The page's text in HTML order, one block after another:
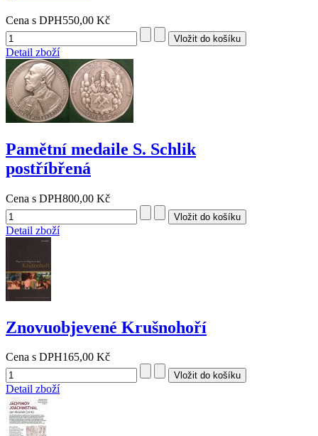
Cena s DPH550,00 Kč
Detail zboží
Pamětní medaile S. Schlik
postříbřená
Cena s DPH800,00 Kč
Detail zboží
Znovuobjevené Krušnohoří
Cena s DPH165,00 Kč
Detail zboží